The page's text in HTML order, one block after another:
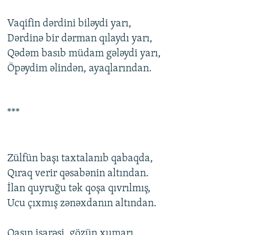
Vaqifin dərdini biləydi yarı,
Dərdinə bir dərman qılaydı yarı,
Qədəm basıb müdam gələydi yarı,
Öpəydim əlindən, ayaqlarından.
***
Zülfün başı taxtalanıb qabaqda,
Qıraq vеrir qəsabənin altından.
İlan quyruğu tək qоşa qıvrılmış,
Ucu çıxmış zənəxdanın altından.